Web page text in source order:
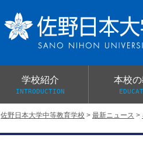
佐野日本大学中等教育学校 > 最新ニュース >
学校紹介
INTRODUCTION
本校